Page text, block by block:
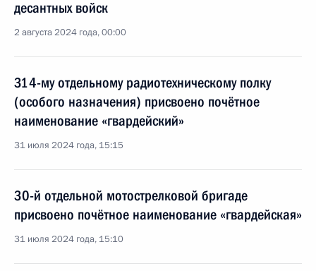
десантных войск
2 августа 2024 года, 00:00
314-му отдельному радиотехническому полку
(особого назначения) присвоено почётное
наименование «гвардейский»
31 июля 2024 года, 15:15
30-й отдельной мотострелковой бригаде
присвоено почётное наименование «гвардейская»
31 июля 2024 года, 15:10